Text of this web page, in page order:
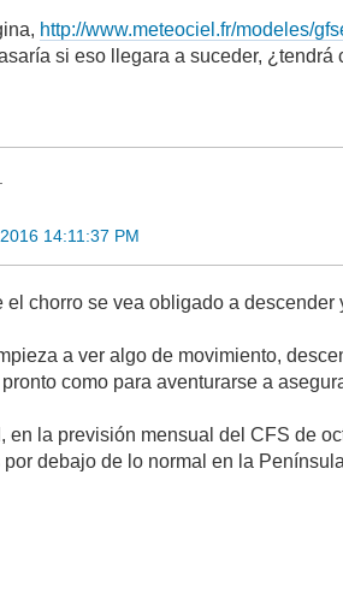
http://www.meteociel.fr/modeles/
si eso llegara a suceder,
14:11:37 PM
el chorro se vea obligado a
a ver algo de movimiento,
como para aventurarse a
en la previsión mensual del CFS de
debajo de lo normal en la